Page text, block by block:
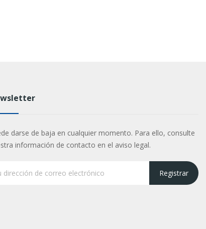
darse de baja en cualquier momento. Para ello, consulte
información de contacto en el aviso legal.